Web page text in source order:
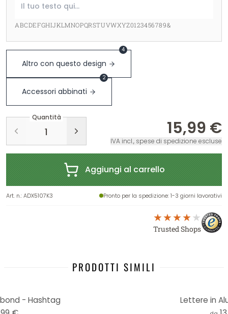
ABCDEFGHIJKLMNOPQRSTUVWXYZ0123456789&
Altro con questo design
4
Accessori abbinati
2
Quantità
15,99 €
IVA incl., spese di spedizione escluse
Aggiungi al carrello
Art. n.:ADX5107K3 Pronto per la spedizione: 1-3 giorni lavorativi
Trusted Shops
PRODOTTI SIMILI
- Hashtag
Lettere in